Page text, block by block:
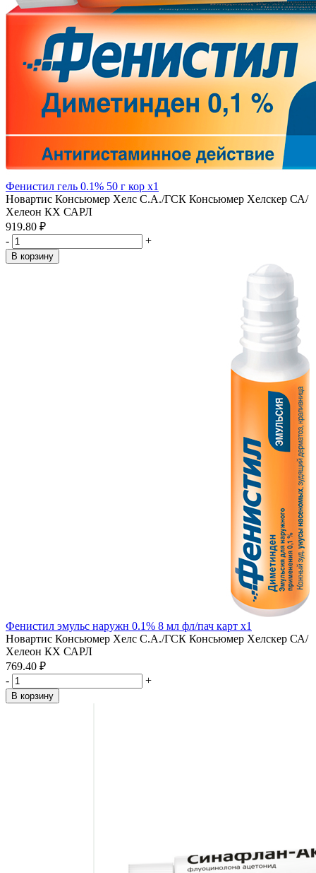
Фенистил гель 0.1% 50 г кор x1
Новартис Консьюмер Хелс С.А./ГСК Консьюмер Хелскер СА/
Хелеон КХ САРЛ
919.80 ₽
-
+
В корзину
Фенистил эмульс наружн 0.1% 8 мл фл/пач карт x1
Новартис Консьюмер Хелс С.А./ГСК Консьюмер Хелскер СА/
Хелеон КХ САРЛ
769.40 ₽
-
+
В корзину